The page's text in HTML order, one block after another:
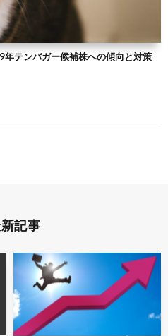
テンバガー候補株への傾向と対策
記事